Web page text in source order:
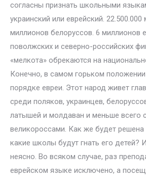
согласны признать школьными
украинский или еврейский.
миллионов белоруссов. 6 миллионов
поволжских и северно-российских
«мелкота» обрекаются на
Конечно, в самом горьком
порядке евреи. Этот народ живет
среди поляков, украинцев,
латышей и молдаван и меньше всего
великороссами. Как же будет решена
какие школы будут гнать его детей?
неясно. Во всяком случае, раз
еврейском языке исключено, а